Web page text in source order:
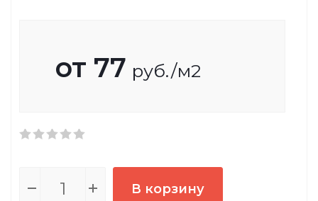
от 77 руб./м2
В корзину